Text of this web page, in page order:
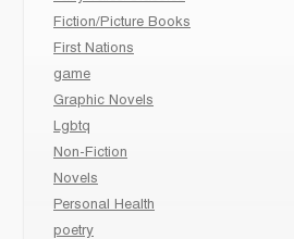
Fiction/Picture Books
First Nations
game
Graphic Novels
Lgbtq
Non-Fiction
Novels
Personal Health
poetry